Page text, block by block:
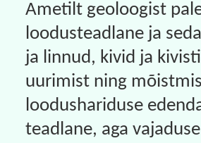
Ametilt geoloogist
loodusteadlane ja
ja linnud, kivid ja
uurimist ning
loodushariduse
teadlane, aga